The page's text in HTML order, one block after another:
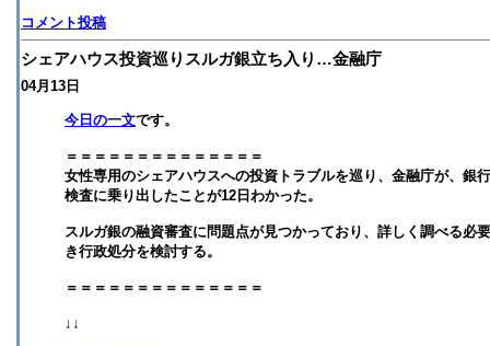
コメント投稿
シェアハウス投資巡りスルガ銀立ち入り…金融庁
04月13日
今日の一文です。
＝＝＝＝＝＝＝＝＝＝＝＝＝＝
女性専用のシェアハウスへの投資トラブルを巡り、金融庁が、銀
検査に乗り出したことが12日わかった。
スルガ銀の融資審査に問題点が見つかっており、詳しく調べる必
き行政処分を検討する。
＝＝＝＝＝＝＝＝＝＝＝＝＝＝
↓↓